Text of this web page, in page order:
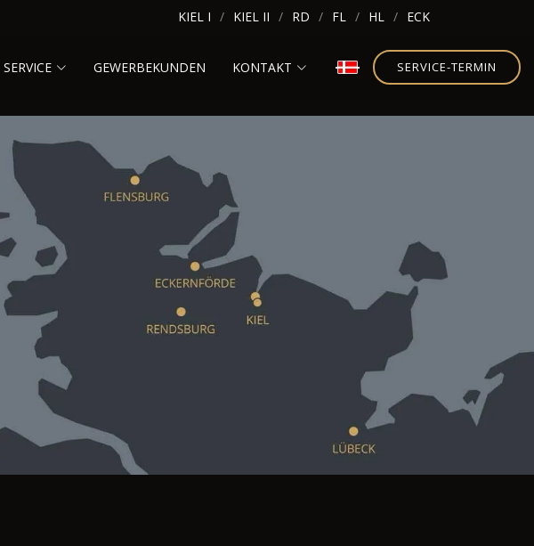
KIEL I KIEL II RD FL HL ECK
SERVICE GEWERBEKUNDEN KONTAKT SERVICE-TERMIN